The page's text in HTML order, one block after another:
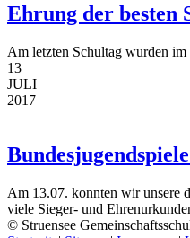
Ehrung der besten
Am letzten Schultag wurden im
13
JULI
2017
Am 13.07. konnten wir unsere
viele Sieger- und
© Struensee